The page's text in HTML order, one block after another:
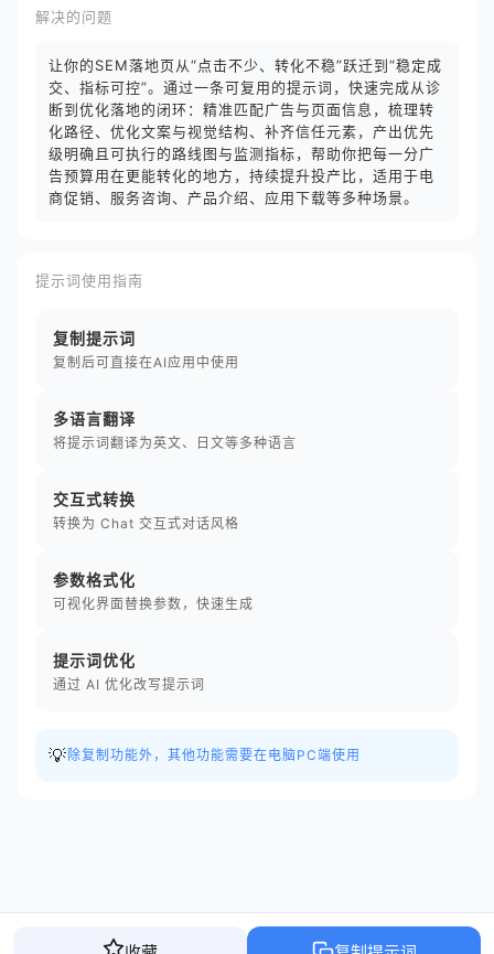
解决的问题
让你的SEM落地页从“点击不少、转化不稳”跃迁到“稳定成
交、指标可控”。通过一条可复用的提示词，快速完成从诊
断到优化落地的闭环：精准匹配广告与页面信息，梳理转
化路径、优化文案与视觉结构、补齐信任元素，产出优先
级明确且可执行的路线图与监测指标，帮助你把每一分广
告预算用在更能转化的地方，持续提升投产比，适用于电
商促销、服务咨询、产品介绍、应用下载等多种场景。
提示词使用指南
复制提示词
复制后可直接在AI应用中使用
多语言翻译
将提示词翻译为英文、日文等多种语言
交互式转换
转换为 Chat 交互式对话风格
参数格式化
可视化界面替换参数，快速生成
提示词优化
通过 AI 优化改写提示词
💡 除复制功能外，其他功能需要在电脑PC端使用